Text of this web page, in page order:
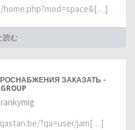
読む
ЗАКАЗАТЬ -
?qa=user/jam[…]